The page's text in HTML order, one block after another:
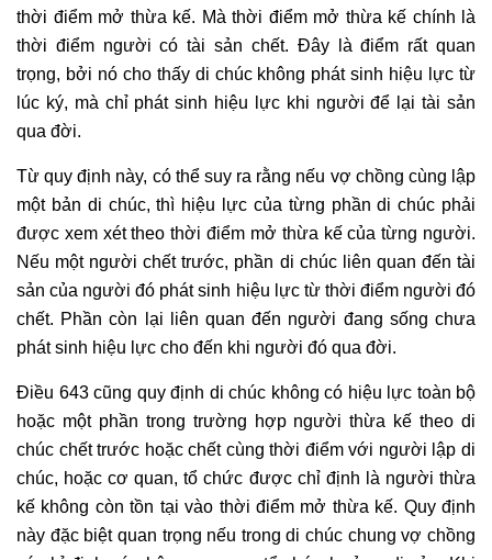
thời điểm mở thừa kế. Mà thời điểm mở thừa kế chính là
thời điểm người có tài sản chết. Đây là điểm rất quan
trọng, bởi nó cho thấy di chúc không phát sinh hiệu lực từ
lúc ký, mà chỉ phát sinh hiệu lực khi người để lại tài sản
qua đời.
Từ quy định này, có thể suy ra rằng nếu vợ chồng cùng lập
một bản di chúc, thì hiệu lực của từng phần di chúc phải
được xem xét theo thời điểm mở thừa kế của từng người.
Nếu một người chết trước, phần di chúc liên quan đến tài
sản của người đó phát sinh hiệu lực từ thời điểm người đó
chết. Phần còn lại liên quan đến người đang sống chưa
phát sinh hiệu lực cho đến khi người đó qua đời.
Điều 643 cũng quy định di chúc không có hiệu lực toàn bộ
hoặc một phần trong trường hợp người thừa kế theo di
chúc chết trước hoặc chết cùng thời điểm với người lập di
chúc, hoặc cơ quan, tổ chức được chỉ định là người thừa
kế không còn tồn tại vào thời điểm mở thừa kế. Quy định
này đặc biệt quan trọng nếu trong di chúc chung vợ chồng